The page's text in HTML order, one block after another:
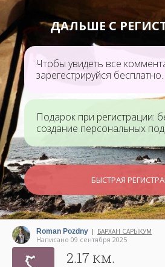
ДАЛЬШЕ С
Чтобы увидеть все
зарегестрируйся бесплатно.
Подарок при регистрации:
создание персональных
БЫСТРАЯ
Roman Pozdny | БАРХАН САРЫКУМ
Написано 09 сентября 2025
2.17 км.